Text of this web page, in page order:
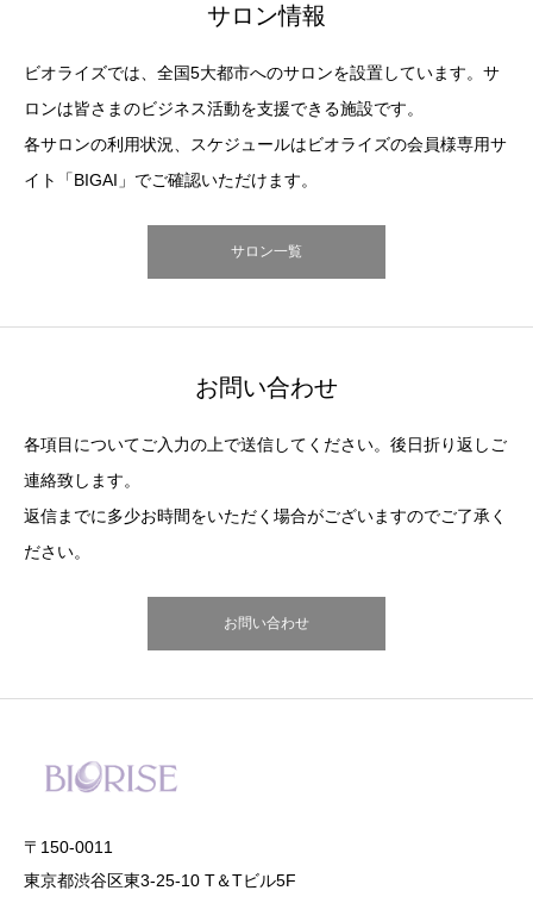
サロン情報
ビオライズでは、全国5大都市へのサロンを設置しています。サ
ロンは皆さまのビジネス活動を支援できる施設です。
各サロンの利用状況、スケジュールはビオライズの会員様専用サ
イト「BIGAI」でご確認いただけます。
サロン一覧
お問い合わせ
各項目についてご入力の上で送信してください。後日折り返しご
連絡致します。
返信までに多少お時間をいただく場合がございますのでご了承く
ださい。
お問い合わせ
〒150-0011
東京都渋谷区東3-25-10 T＆Tビル5F